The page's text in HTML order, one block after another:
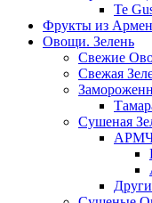
Te
Фрукты из
Овощи. Зелень
Свежие
Свежая
Сушеная